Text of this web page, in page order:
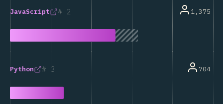
2
JavaScript 1,375
3
Python 704